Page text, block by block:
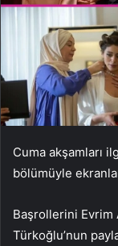
Cuma akşamları
bölümüyle
Başrollerini Evrim
Türkoğlu’nun